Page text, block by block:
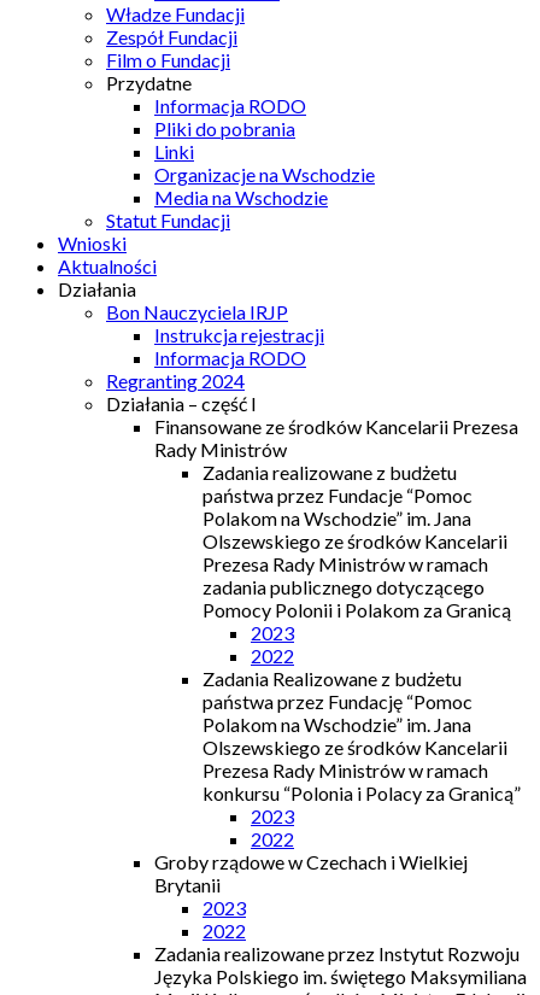
Władze Fundacji
Zespół Fundacji
Film o Fundacji
Przydatne
Informacja RODO
Pliki do pobrania
Linki
Organizacje na Wschodzie
Media na Wschodzie
Statut Fundacji
Wnioski
Aktualności
Działania
Bon Nauczyciela IRJP
Instrukcja rejestracji
Informacja RODO
Regranting 2024
Działania – część I
Finansowane ze środków Kancelarii Prezesa
Rady Ministrów
Zadania realizowane z budżetu
państwa przez Fundacje “Pomoc
Polakom na Wschodzie” im. Jana
Olszewskiego ze środków Kancelarii
Prezesa Rady Ministrów w ramach
zadania publicznego dotyczącego
Pomocy Polonii i Polakom za Granicą
2023
2022
Zadania Realizowane z budżetu
państwa przez Fundację “Pomoc
Polakom na Wschodzie” im. Jana
Olszewskiego ze środków Kancelarii
Prezesa Rady Ministrów w ramach
konkursu “Polonia i Polacy za Granicą”
2023
2022
Groby rządowe w Czechach i Wielkiej
Brytanii
2023
2022
Zadania realizowane przez Instytut Rozwoju
Języka Polskiego im. świętego Maksymiliana